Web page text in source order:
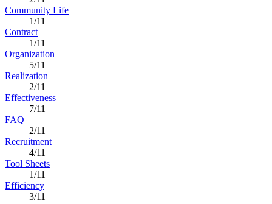
Community Life
1/11
Contract
1/11
Organization
5/11
Realization
2/11
Effectiveness
7/11
FAQ
2/11
Recruitment
4/11
Tool Sheets
1/11
Efficiency
3/11